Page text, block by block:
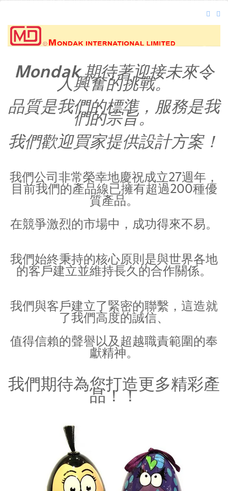
Mondak 期待著迎接未來令
人興奮的挑戰。
品質是我們的標準，服務是我
們的宗旨。
我們歡迎買家提供設計方案！
我們公司非常榮幸地慶祝成立27週年，
目前我們的產品線已擁有超過200種優
質產品。
在競爭激烈的市場中，成功得來不易。
我們始終秉持的核心原則是與世界各地
的客戶建立並維持長久的合作關係。
我們與客戶建立了緊密的聯繫，這造就
了我們高度的誠信、
值得信賴的聲譽以及超越職責範圍的奉
獻精神。
我們期待為您打造更多精彩產
品！！